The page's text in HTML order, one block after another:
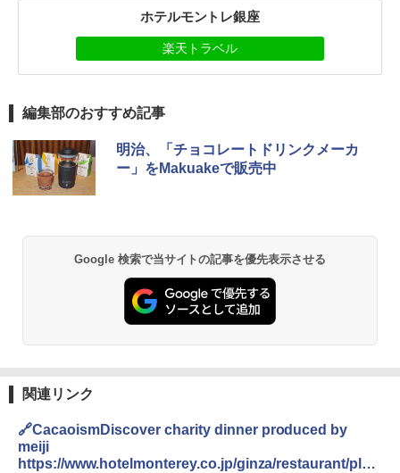
ホテルモントレ銀座
楽天トラベル
編集部のおすすめ記事
明治、「チョコレートドリンクメーカ
ー」をMakuakeで販売中
Google 検索で当サイトの記事を優先表示させる
関連リンク
🔗CacaoismDiscover charity dinner produced by
meiji
https://www.hotelmonterey.co.jp/ginza/restaurant/plan